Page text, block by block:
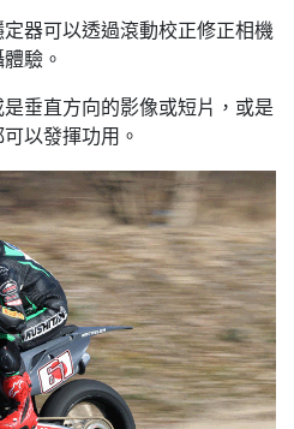
器可以透過滾動校正修正相機
驗。
垂直方向的影像或短片，或是
以發揮功用。